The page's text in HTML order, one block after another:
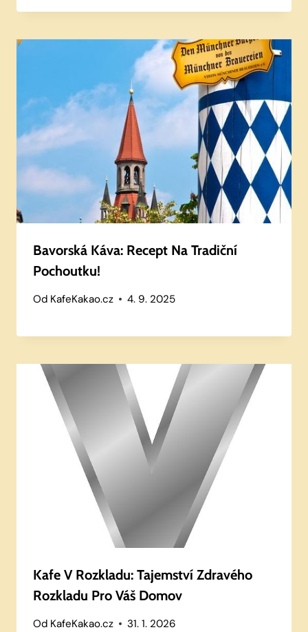
Bavorská Káva: Recept Na Tradiční
Pochoutku!
Od KafeKakao.cz 4. 9. 2025
Kafe V Rozkladu: Tajemství Zdravého
Rozkladu Pro Váš Domov
Od KafeKakao.cz 31. 1. 2026